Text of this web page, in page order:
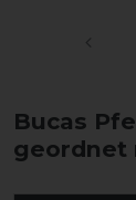
Bucas
geordnet